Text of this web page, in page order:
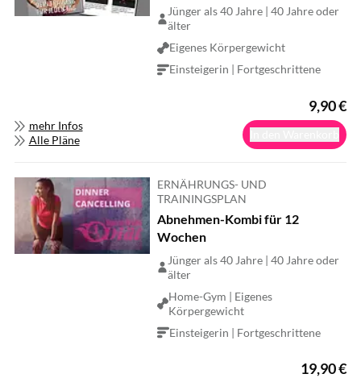
Jünger als 40 Jahre | 40 Jahre oder
älter
Eigenes Körpergewicht
Einsteigerin | Fortgeschrittene
mehr Infos
Alle Pläne
9,90€
ERNÄHRUNGS- UND
TRAININGSPLAN
Abnehmen-Kombi für 12
Wochen
Jünger als 40 Jahre | 40 Jahre oder
älter
Home-Gym | Eigenes
Körpergewicht
Einsteigerin | Fortgeschrittene
19,90€